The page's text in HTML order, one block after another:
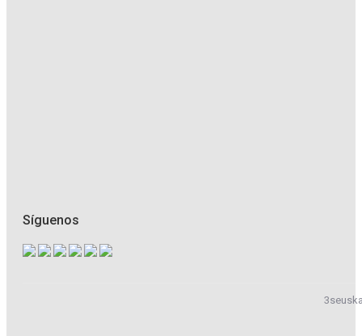
Síguenos